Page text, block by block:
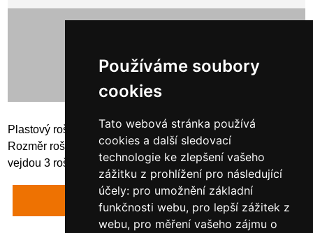
Používáme soubory
cookies
Tato webová stránka používá
cookies a další sledovací
technologie ke zlepšení vašeho
zážitku z prohlížení pro následující
účely: pro umožnění základní
funkčnosti webu, pro lepší zážitek z
webu, pro měření vašeho zájmu o
Plastový rošt do regálových záchytných van hloubky 50 cm.
Rozměr roštu je 50x32x10 cm. Do police délky 100 cm, se
vejdou 3 rošty, do police délky 130 cm se vejdou 4 rošty.
Napsat recenzi